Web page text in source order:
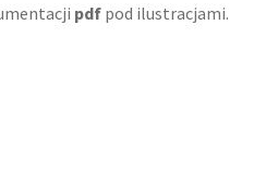
pdf pod ilustracjami.